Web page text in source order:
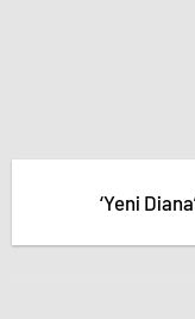
‘Yeni